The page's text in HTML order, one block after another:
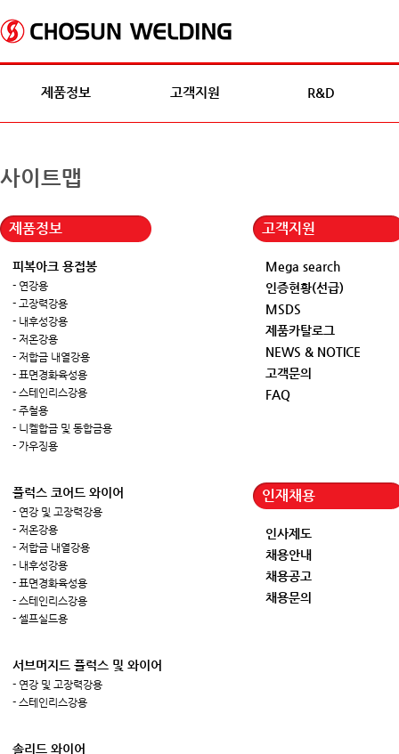
제품정보 고객지원 R&D
사이트맵
제품정보
피복아크 용접봉
- 연강용
- 고장력강용
- 내후성강용
- 저온강용
- 저합금 내열강용
- 표면경화육성용
- 스테인리스강용
- 주철용
- 니켈합금 및 동합금용
- 가우징용
플럭스 코어드 와이어
- 연강 및 고장력강용
- 저온강용
- 저합금 내열강용
- 내후성강용
- 표면경화육성용
- 스테인리스강용
- 셀프실드용
서브머지드 플럭스 및 와이어
- 연강 및 고장력강용
- 스테인리스강용
솔리드 와이어
고객지원
Mega search
인증현황(선급)
MSDS
제품카탈로그
NEWS & NOTICE
고객문의
FAQ
인재채용
인사제도
채용안내
채용공고
채용문의